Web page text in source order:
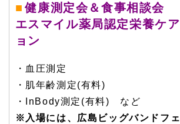
健康測定会＆食事相談会
エスマイル薬局認定栄養ケ
ョン
・血圧測定
・肌年齢測定(有料)
・InBody測定(有料) など
※入場には、広島ビッグバンドフ